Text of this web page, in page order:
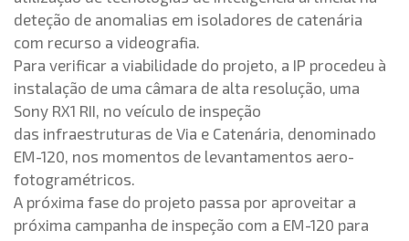
deteção de anomalias em isoladores de catenária
com recurso a videografia.
Para verificar a viabilidade do projeto, a IP procedeu à
instalação de uma câmara de alta resolução, uma
Sony RX1 RII, no veículo de inspeção
das infraestruturas de Via e Catenária, denominado
EM-120, nos momentos de levantamentos aero-
fotogramétricos.
A próxima fase do projeto passa por aproveitar a
próxima campanha de inspeção com a EM-120 para